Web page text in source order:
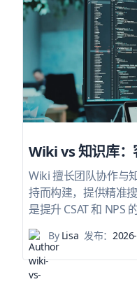
Wiki vs 知识库：
Wiki 擅长团队协作与
持而构建，提供精准
是提升 CSAT 和 NPS
ByLisa 发布：